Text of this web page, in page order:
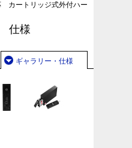
カートリッジ式外付ハー
仕様
ギャラリー・仕様